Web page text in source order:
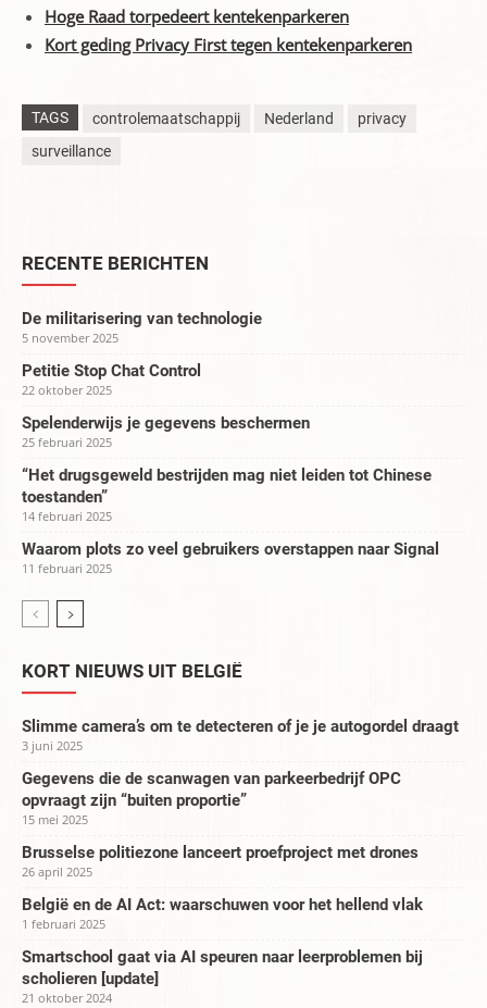
Hoge Raad torpedeert kentekenparkeren
Kort geding Privacy First tegen kentekenparkeren
TAGS controlemaatschappij Nederland
privacy
surveillance
RECENTE BERICHTEN
De militarisering van technologie
5 november 2025
Petitie Stop Chat Control
22 oktober 2025
Spelenderwijs je gegevens beschermen
25 februari 2025
“Het drugsgeweld bestrijden mag niet leiden tot Chinese
toestanden”
14 februari 2025
Waarom plots zo veel gebruikers overstappen naar Signal
11 februari 2025
KORT NIEUWS UIT BELGIË
Slimme camera’s om te detecteren of je je autogordel draagt
3 juni 2025
Gegevens die de scanwagen van parkeerbedrijf OPC
opvraagt zijn “buiten proportie”
15 mei 2025
Brusselse politiezone lanceert proefproject met drones
26 april 2025
België en de AI Act: waarschuwen voor het hellend vlak
1 februari 2025
Smartschool gaat via AI speuren naar leerproblemen bij
scholieren [update]
21 oktober 2024